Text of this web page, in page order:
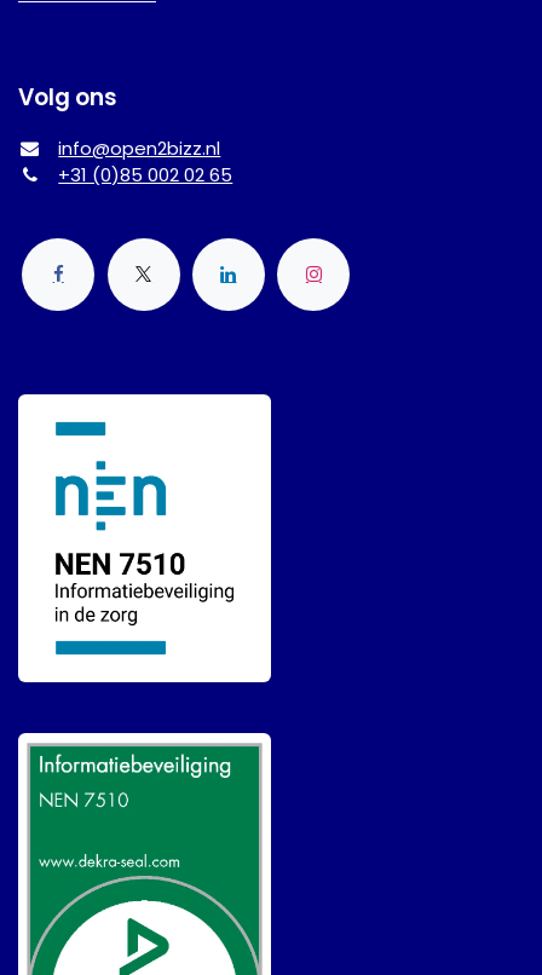
Volg ons
info@open2bizz.nl
+31 (0)85 002 02 65